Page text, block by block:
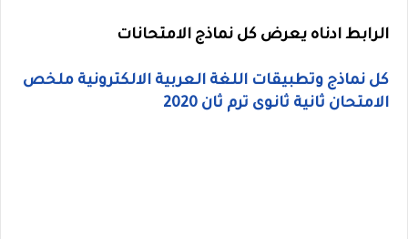
الرابط ادناه يعرض كل نماذج الامتحانات
كل نماذج وتطبيقات اللغة العربية الالكترونية ملخص
الامتحان ثانية ثانوى ترم ثان 2020